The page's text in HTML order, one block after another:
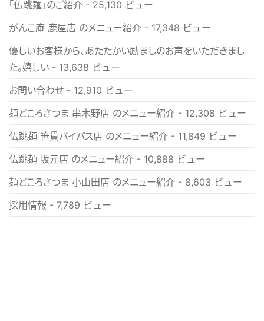
「仏跳麺」のご紹介 - 25,130 ビュー
がんこ庵 鹿屋店 のメニュー紹介 - 17,348 ビュー
優しいお客様から、あたたかい励ましのお声をいただきまし
た。嬉しい - 13,638 ビュー
お問い合わせ - 12,910 ビュー
麺どころさつま 串木野店 のメニュー紹介 - 12,308 ビュー
仏跳麺 笹貫バイパス店 のメニュー紹介 - 11,849 ビュー
仏跳麺 坂元店 のメニュー紹介 - 10,888 ビュー
麺どころさつま 小山田店 のメニュー紹介 - 8,603 ビュー
採用情報 - 7,789 ビュー